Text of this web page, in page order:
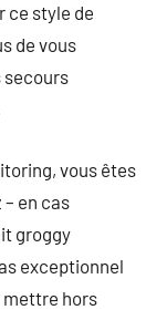
ce style de
de vous
secours
vous êtes
en cas
groggy
exceptionnel
mettre hors